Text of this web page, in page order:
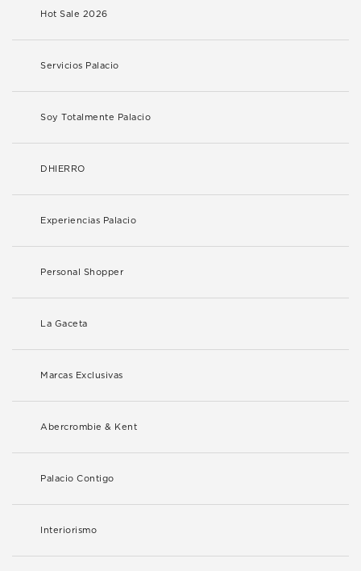
Hot Sale 2026
Servicios Palacio
Soy Totalmente Palacio
DHIERRO
Experiencias Palacio
Personal Shopper
La Gaceta
Marcas Exclusivas
Abercrombie & Kent
Palacio Contigo
Interiorismo